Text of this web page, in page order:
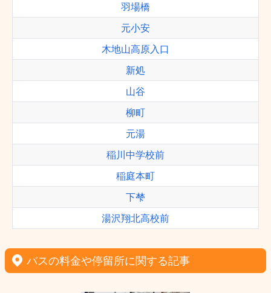
羽場橋
元小安
木地山高原入口
新処
山谷
柳町
元湯
稲川中学校前
稲庭本町
下梺
湯沢翔北高校前
バスの料金や停留所に関する記事